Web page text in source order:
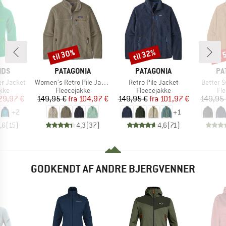
Jacket
pris
€
+2
(15)
MÆRKE
PATAGONIA
Artikel
Women's Retro Pile Jacket
Produktgruppe
Fleecejakke
Pris
149,95 € Nedsat pris
fra 104,97 €
4,3(37)
Rabat
til 30%
MÆRKE
PATAGONIA
Artikel
Retro Pile Jacket
Produktgruppe
Fleecejakke
Pris
149,95 € Nedsat pris
fra 101,97 €
+1
4,6(71 )
Rabat
til 32%
Artikel
Better
149,95
GODKENDT AF ANDRE BJERGVENNER